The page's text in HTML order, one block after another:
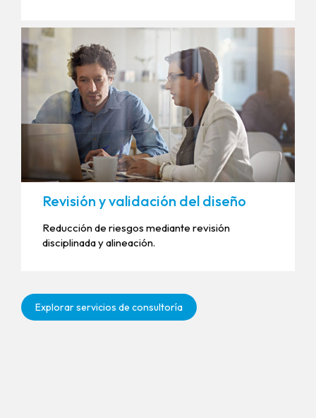
Revisión y validación del diseño
Reducción de riesgos mediante revisión
disciplinada y alineación.
Explorar servicios de consultoría